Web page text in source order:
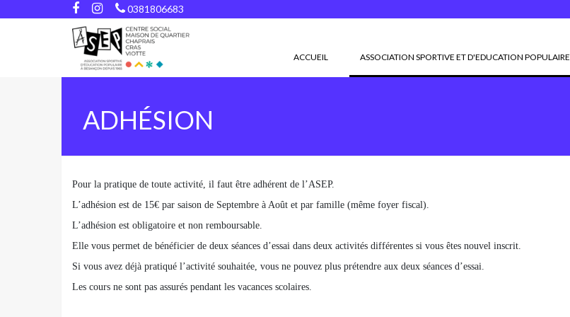
0381806683
ACCUEIL ASSOCIATION SPORTIVE ET D'EDUCATION POPULAIRE
ADHÉSION
Pour la pratique de toute activité, il faut être adhérent de l’ASEP.
L’adhésion est de 15€ par saison de Septembre à Août et par famille (même foyer fiscal).
L’adhésion est obligatoire et non remboursable.
Elle vous permet de bénéficier de deux séances d’essai dans deux activités différentes si vous êtes nouvel inscrit.
Si vous avez déjà pratiqué l’activité souhaitée, vous ne pouvez plus prétendre aux deux séances d’essai.
Les cours ne sont pas assurés pendant les vacances scolaires.